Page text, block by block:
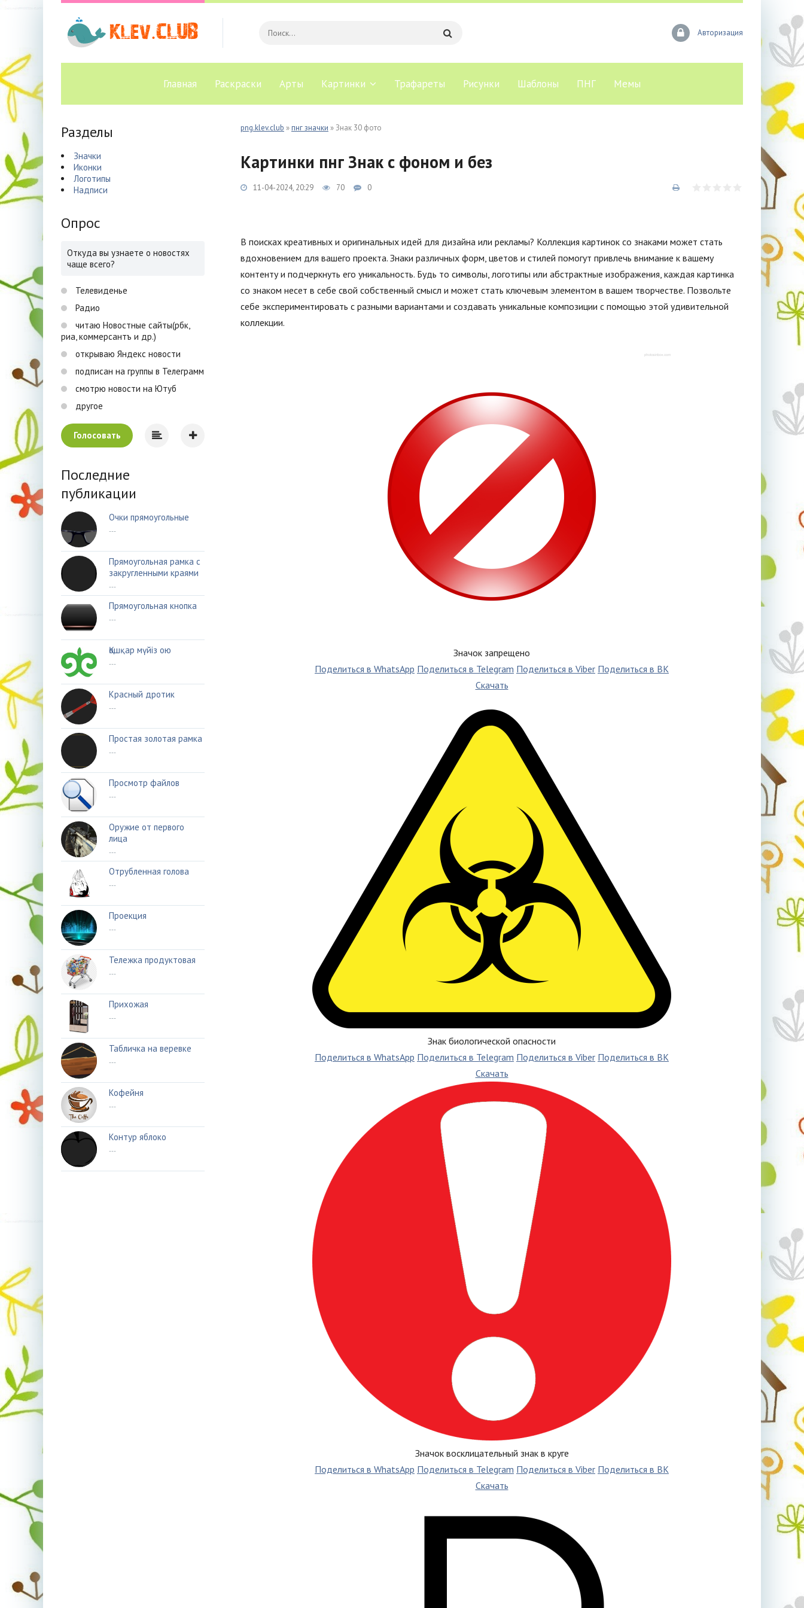
Авторизация
Главная Раскраски Арты Картинки Трафареты Рисунки Шаблоны ПНГ Мемы
png.klev.club »пнг значки » Знак 30 фото
Картинки пнг Знак с фоном и без
11-04-2024, 20:29 70 0
В поисках креативных и оригинальных идей для дизайна или рекламы? Коллекция картинок со знаками может стать
вдохновением для вашего проекта. Знаки различных форм, цветов и стилей помогут привлечь внимание к вашему
контенту и подчеркнуть его уникальность. Будь то символы, логотипы или абстрактные изображения, каждая картинка
со знаком несет в себе свой собственный смысл и может стать ключевым элементом в вашем творчестве. Позвольте
себе экспериментировать с разными вариантами и создавать уникальные композиции с помощью этой удивительной
коллекции.
Значок запрещено
Поделиться в WhatsApp Поделиться в Telegram Поделиться в Viber Поделиться в ВК
Скачать
Знак биологической опасности
Поделиться в WhatsApp Поделиться в Telegram Поделиться в Viber Поделиться в ВК
Скачать
Значок восклицательный знак в круге
Поделиться в WhatsApp Поделиться в Telegram Поделиться в Viber Поделиться в ВК
Скачать
Разделы
Значки
Иконки
Логотипы
Надписи
Опрос
Откуда вы узнаете о новостях
чаще всего?
Телевиденье
Радио
читаю Новостные сайты(рбк,
риа, коммерсантъ и др.)
открываю Яндекс новости
подписан на группы в Телеграмм
смотрю новости на Ютуб
другое
Голосовать
Последние
публикации
Очки прямоугольные
---
Прямоугольная рамка с
закругленными краями
---
Прямоугольная кнопка
---
Қошқар мүйіз ою
---
Красный дротик
---
Простая золотая рамка
---
Просмотр файлов
---
Оружие от первого
лица
---
Отрубленная голова
---
Проекция
---
Тележка продуктовая
---
Прихожая
---
Табличка на веревке
---
Кофейня
---
Контур яблоко
---